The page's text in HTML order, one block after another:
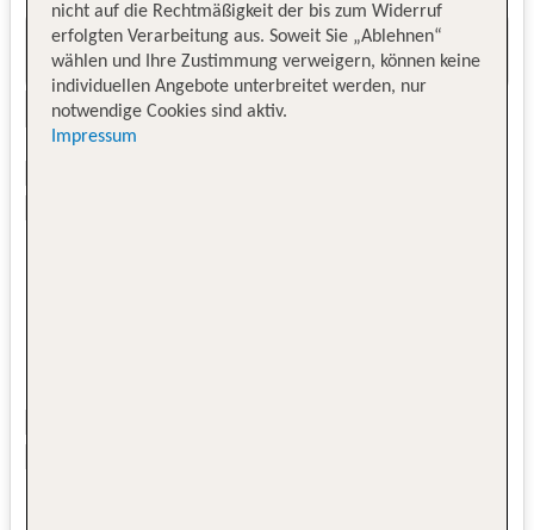
nicht auf die Rechtmäßigkeit der bis zum Widerruf
erfolgten Verarbeitung aus. Soweit Sie „Ablehnen“
wählen und Ihre Zustimmung verweigern, können keine
individuellen Angebote unterbreitet werden, nur
notwendige Cookies sind aktiv.
Impressum